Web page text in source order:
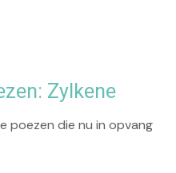
Zylkene
poezen die nu in opvang